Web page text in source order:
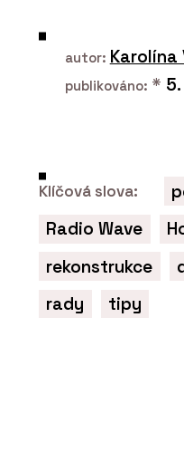
autor: Karolína
publikováno: *
Klíčová slova:
Radio Wave
rekonstrukce
rady
tipy